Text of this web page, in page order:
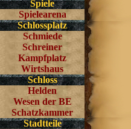
Spiele
Spielearena
Schlossplatz
Schmiede
Schreiner
Kampfplatz
Wirtshaus
Schloss
Helden
Wesen der BE
Schatzkammer
Stadtteile